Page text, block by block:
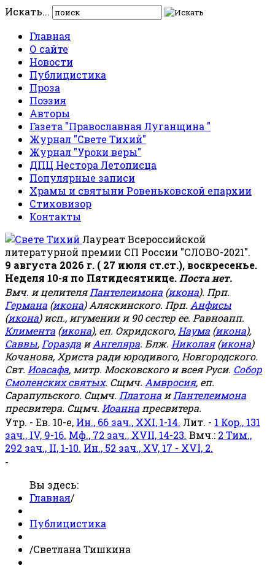
Искать...
Главная
О сайте
Новости
Публицистика
Проза
Поэзия
Авторы
Газета "Православная Луганщина "
Журнал "Свете Тихий"
Журнал "Уроки веры"
ДПЦ Нестора Летописца
Популярные записи
Храмы и святыни Ровеньковской епархии
Стиховизор
Контакты
Лауреат Всероссийской
литературной премии СП России "СЛОВО-2021".
9 августа 2026 г. ( 27 июля ст.ст.), воскресенье.
Неделя 10-я по Пятидесятнице. Поста нет.
Вмч. и целителяПантелеимона (икона). Прп.
Германа (икона) Аляскинского. Прп. Анфисы
(икона) исп., игумении и 90 сестер ее. Равноапп.
Климента (икона), еп. Охридского, Наума (икона),
Саввы, Горазда иАнгеляра. Блж. Николая(икона)
Кочанова, Христа ради юродивого, Новгородского.
Свт. Иоасафа, митр. Московского и всея Руси. Собор
Смоленских святых. Сщмч. Амвросия, еп.
Сарапульского. Сщмч. Платона иПантелеимона
пресвитера. Сщмч. Иоанна пресвитера.
Утр. - Ев. 10-е, Ин., 66 зач., XXI, 1-14. Лит. - 1 Кор., 131
зач., IV, 9-16. Мф., 72 зач., XVII, 14-23. Вмч.: 2 Тим.,
292 зач., II, 1-10. Ин., 52 зач., XV, 17 - XVI, 2.
-
Вы здесь:
Главная/
Публицистика
/Светлана Тишкина